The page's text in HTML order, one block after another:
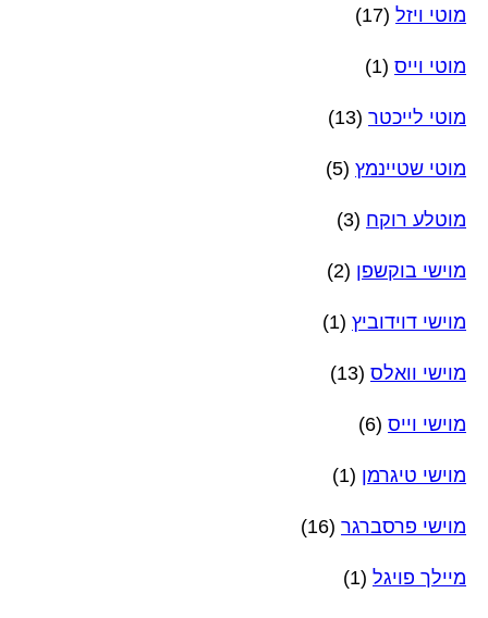
מוטי ויזל (17)
מוטי וייס (1)
מוטי לייכטר (13)
מוטי שטיינמץ (5)
מוטלע רוקח (3)
מוישי בוקשפן (2)
מוישי דוידוביץ (1)
מוישי וואלס (13)
מוישי וייס (6)
מוישי טיגרמן (1)
מוישי פרסברגר (16)
מיילך פויגל (1)